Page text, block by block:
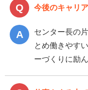
今後のキャリ
センター長の
とめ働きやす
ーづくりに励